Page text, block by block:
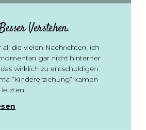
Verstehen.
all die vielen Nachrichten, ich
gar nicht hinterher
wirklich zu entschuldigen.
“Kindererziehung” kamen